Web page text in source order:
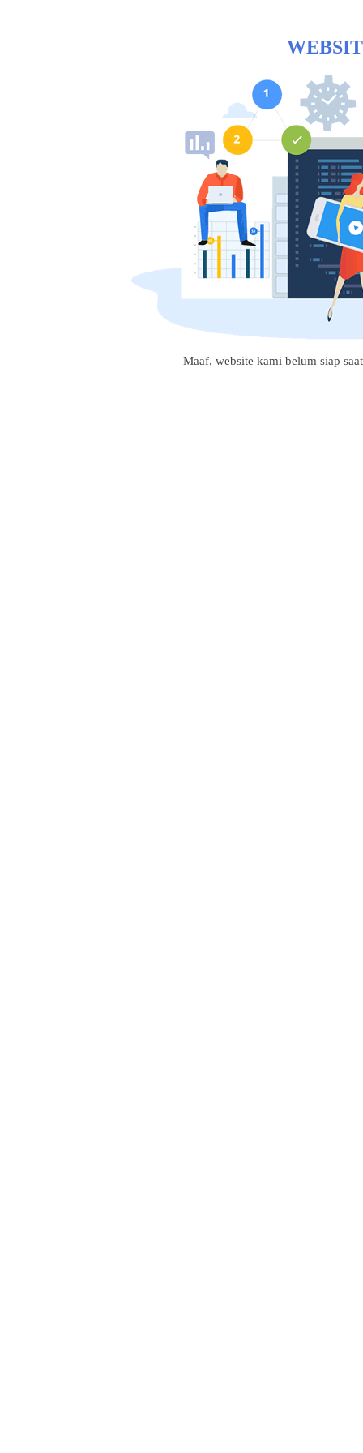
Maaf, website kami belum siap